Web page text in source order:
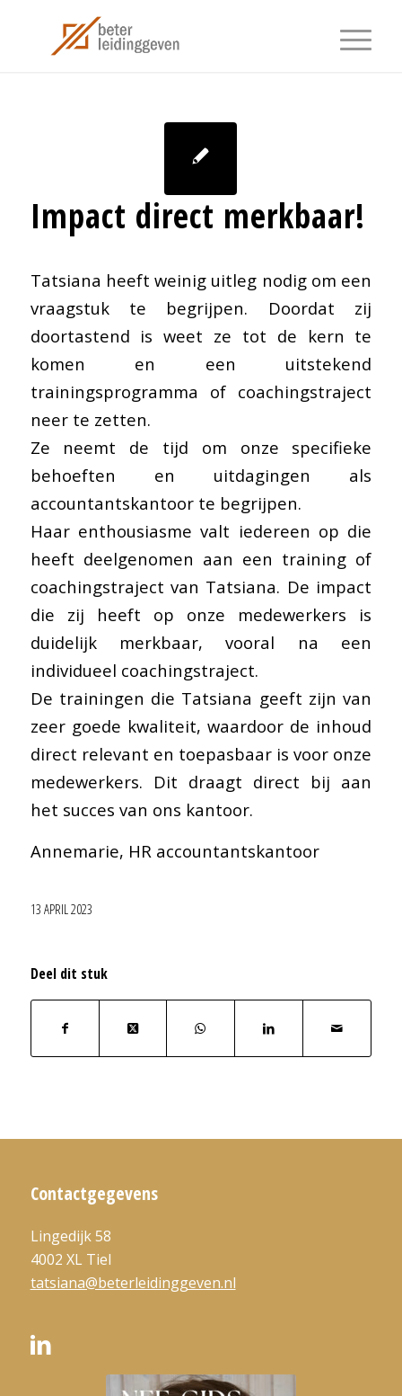
Impact direct merkbaar!
Tatsiana heeft weinig uitleg nodig om een
vraagstuk te begrijpen. Doordat zij
doortastend is weet ze tot de kern te
komen en een uitstekend
trainingsprogramma of coachingstraject
neer te zetten.
Ze neemt de tijd om onze specifieke
behoeften en uitdagingen als
accountantskantoor te begrijpen.
Haar enthousiasme valt iedereen op die
heeft deelgenomen aan een training of
coachingstraject van Tatsiana. De impact
die zij heeft op onze medewerkers is
duidelijk merkbaar, vooral na een
individueel coachingstraject.
De trainingen die Tatsiana geeft zijn van
zeer goede kwaliteit, waardoor de inhoud
direct relevant en toepasbaar is voor onze
medewerkers. Dit draagt direct bij aan
het succes van ons kantoor.
Annemarie, HR accountantskantoor
13 APRIL 2023
Deel dit stuk
Contactgegevens
Lingedijk 58
4002 XL Tiel
tatsiana@beterleidinggeven.nl